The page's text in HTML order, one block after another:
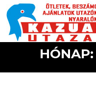
Ugrás a tartalomra